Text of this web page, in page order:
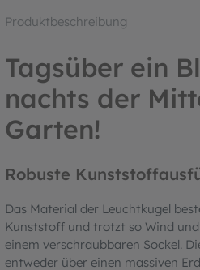
Produktbeschreibung
Tagsüber ein
nachts der
Garten!
Robuste
Das Material der Leuchtkugel
Kunststoff und trotzt so Wind
einem verschraubbaren Sockel.
entweder über einen massiven